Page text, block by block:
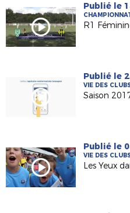
Publié le
Publié le
VIE DES
Publié le
VIE DES